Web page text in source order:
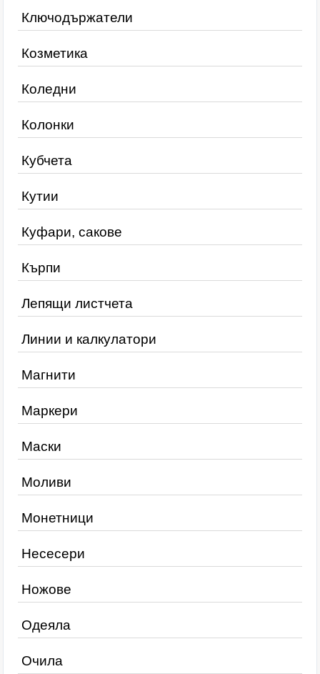
Ключодържатели
Козметика
Коледни
Колонки
Кубчета
Кутии
Куфари, сакове
Кърпи
Лепящи листчета
Линии и калкулатори
Магнити
Маркери
Маски
Моливи
Монетници
Несесери
Ножове
Одеяла
Очила